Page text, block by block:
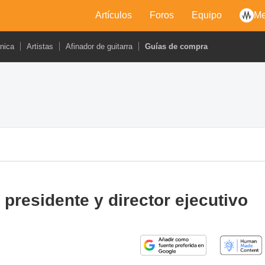
Artículos Foros Equipo
Artistas Afinador de guitarra Guías de compra
y director ejecutivo